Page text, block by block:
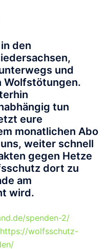
den
und
Wolfstötungen.
tun
eure
monatlichen Abo
weiter schnell
gegen Hetze
dort zu
am
wird.
spenden-2/
https://wolfsschutz-